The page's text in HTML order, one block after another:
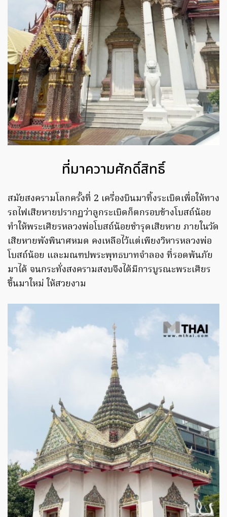
ที่มาความศักดิ์สิทธิ์
สมัยสงครามโลกครั้งที่ 2 เครื่องบินมาทิ้งระเบิดเพื่อให้ทาง
รถไฟเสียหายปรากฏว่าลูกระเบิดก็ตกรอบข้างโบสถ์น้อย
ทำให้พระเศียรหลวงพ่อโบสถ์น้อยชำรุดเสียหาย ภายในวัด
เสียหายพังพินาศหมด คงเหลือไว้แต่เพียงวิหารหลวงพ่อ
โบสถ์น้อย และมณฑปพระพุทธบาทจำลอง ที่รอดพ้นภัย
มาได้ จนกระทั่งสงครามสงบจึงได้มีการบูรณะพระเศียร
ขึ้นมาใหม่ ให้สวยงาม